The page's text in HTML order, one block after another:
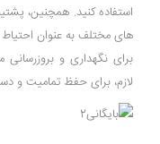
استفاده کنید. همچنین،
های مختلف به‌ عنوان احتیاط
برای نگهداری و بروزرسانی
لازم، برای حفظ تمامیت و